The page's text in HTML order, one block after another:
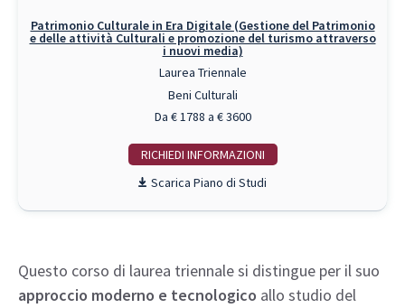
Patrimonio Culturale in Era Digitale (Gestione del Patrimonio
e delle attività Culturali e promozione del turismo attraverso
i nuovi media)
Laurea Triennale
Beni Culturali
Da € 1788 a € 3600
RICHIEDI INFO
Piano di Studi
Questo corso di laurea triennale si distingue per il suo
approccio moderno e tecnologico allo studio del